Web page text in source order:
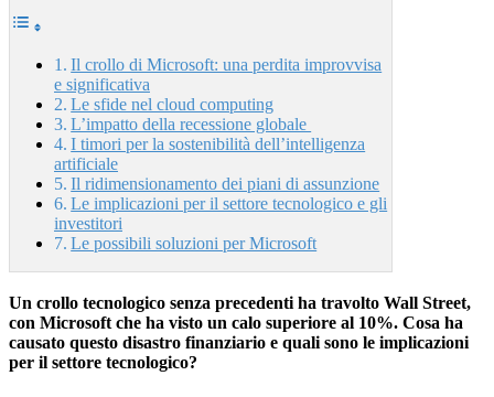
Il crollo di Microsoft: una perdita improvvisa
e significativa
Le sfide nel cloud computing
L’impatto della recessione globale
I timori per la sostenibilità dell’intelligenza
artificiale
Il ridimensionamento dei piani di assunzione
Le implicazioni per il settore tecnologico e gli
investitori
Le possibili soluzioni per Microsoft
Un crollo tecnologico senza precedenti ha travolto Wall Street,
con Microsoft che ha visto un calo superiore al 10%. Cosa ha
causato questo disastro finanziario e quali sono le implicazioni
per il settore tecnologico?